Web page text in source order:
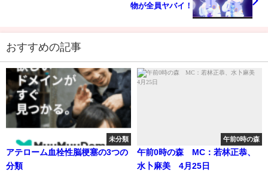
物が全員ヤバイ！
おすすめの記事
未分類
アテローム血栓性脳梗塞の3つの
分類
午前0時の森
午前0時の森 MC：若林正恭、
水卜麻美 4月25日